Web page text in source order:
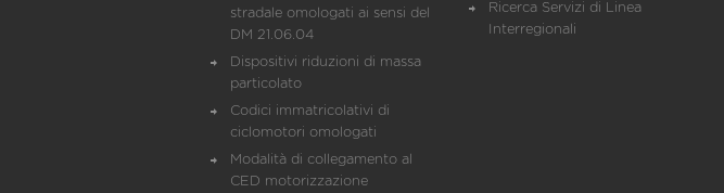
stradale omologati ai sensi del
DM 21.06.04
Dispositivi riduzioni di massa
particolato
Codici immatricolativi di
ciclomotori omologati
Modalità di collegamento al
CED motorizzazione
Ricerca Servizi di Linea
Interregionali